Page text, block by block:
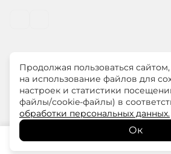
13 800₽
8 280₽
© ООО "ЛиМ Холдинг" 2026
ELISA.AND.ME – элегантная
современных женщин
Продолжая пользоваться
на использование файлов для
настроек и статистики
файлы/cookie-файлы) в
обработки персональных данных.
Ок